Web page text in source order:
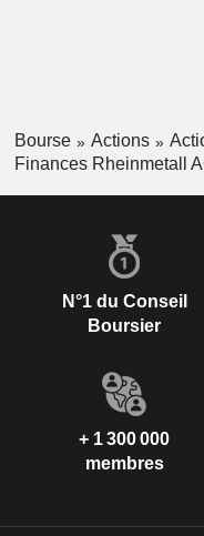
Bourse Actions
Finances Rheinmetall
N°1 du Conseil
Boursier
+ 1 300 000
membres